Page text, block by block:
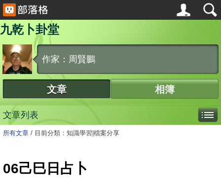
九乾卜卦堂
作家：周賢鵬
文章 相簿
文章列表
所有文章 / 目前分類：知識學習|檔案分享
06己巳日占卜